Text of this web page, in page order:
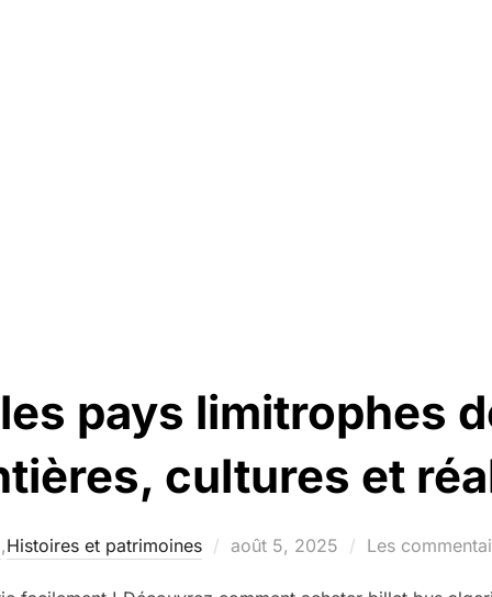
pays limitrophes
cultures et
,Histoires et patrimoines
Publié
août 5, 2025 Les